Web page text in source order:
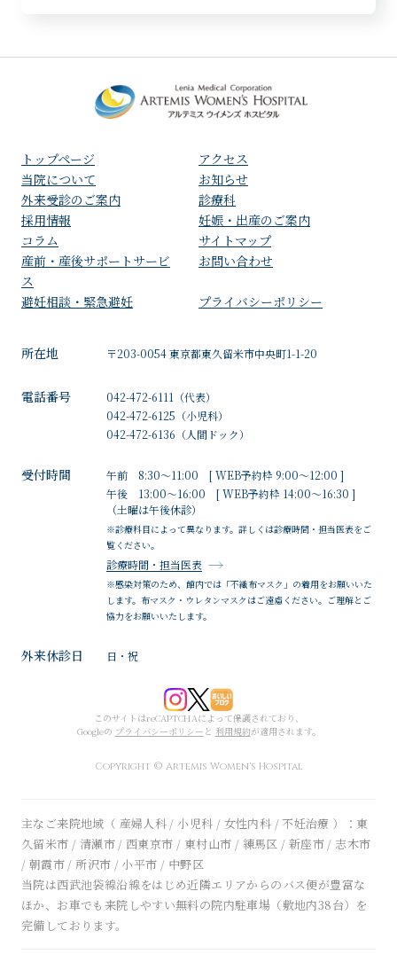
所在地 〒203-0054 東京都東久留米市中央町1-1-20
電話番号 042-472-6111 （代表）
042-472-6125 （小児科）
042-472-6136 （人間ドック）
受付時間
午前 8:30～11:00 [ WEB予約枠 9:00～12:00 ]
午後 13:00～16:00 [ WEB予約枠 14:00～16:30 ]
（土曜は午後休診）
※診療科目によって異なります。詳しくは診療時間・担当医表をご
覧ください。
診療時間・担当医表
※感染対策のため、館内では「不織布マスク」の着用をお願いいた
します。布マスク・ウレタンマスクはご遠慮ください。ご理解とご
協力をお願いいたします。
外来休診日 日・祝
トップページ
アクセス
⁩当院について
お知らせ
外来受診のご案内
診療科
採用情報
妊娠・出産のご案内
コラム
サイトマップ
産前・産後サポートサービ
ス
お問い合わせ
避妊相談・緊急避妊 プライバシーポリシー
このサイトはreCAPTCHAによって保護されており、
Googleの プライバシーポリシー と 利用規約が適用されます。
Copyright © Artemis Women's Hospital
主なご来院地域（ 産婦人科 / 小児科 / 女性内科 / 不妊治療 ）：東
久留米市 / 清瀬市 / 西東京市 / 東村山市 / 練馬区 / 新座市 / 志木市
/ 朝霞市 / 所沢市 / 小平市 / 中野区
当院は西武池袋線沿線をはじめ近隣エリアからのバス便が豊富な
ほか、お車でも来院しやすい無料の院内駐車場（敷地内38台）を
完備しております。